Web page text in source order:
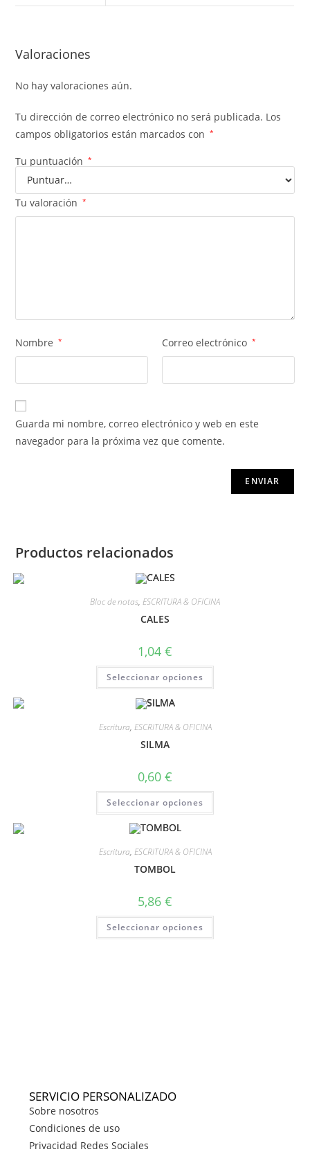
Valoraciones
No hay valoraciones aún.
Tu dirección de correo electrónico no será publicada. Los
campos obligatorios están marcados con
*
Tu puntuación *
Tu valoración *
Nombre * Correo electrónico *
Guarda mi nombre, correo electrónico y web en este
navegador para la próxima vez que comente.
Productos relacionados
Bloc de notas, ESCRITURA & OFICINA
CALES
1,04 €
Seleccionar opciones
Escritura, ESCRITURA & OFICINA
SILMA
0,60 €
Seleccionar opciones
Escritura, ESCRITURA & OFICINA
TOMBOL
5,86 €
Seleccionar opciones
SERVICIO PERSONALIZADO
Sobre nosotros
Condiciones de uso
Privacidad Redes Sociales